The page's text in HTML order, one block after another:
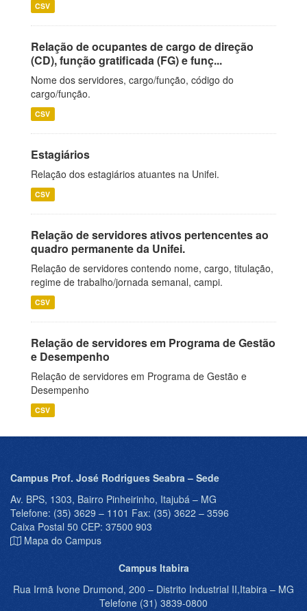
CSV
Relação de ocupantes de cargo de direção
(CD), função gratificada (FG) e funç...
Nome dos servidores, cargo/função, código do
cargo/função.
CSV
Estagiários
Relação dos estagiários atuantes na Unifei.
CSV
Relação de servidores ativos pertencentes ao
quadro permanente da Unifei.
Relação de servidores contendo nome, cargo, titulação,
regime de trabalho/jornada semanal, campi.
CSV
Relação de servidores em Programa de Gestão
e Desempenho
Relação de servidores em Programa de Gestão e
Desempenho
CSV
Campus Prof. José Rodrigues Seabra – Sede
Av. BPS, 1303, Bairro Pinheirinho, Itajubá – MG
Telefone: (35) 3629 – 1101 Fax: (35) 3622 – 3596
Caixa Postal 50 CEP: 37500 903
Mapa do Campus
Campus Itabira
Rua Irmã Ivone Drumond, 200 – Distrito Industrial II,Itabira – MG
Telefone (31) 3839-0800